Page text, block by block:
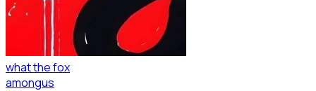
what the fox
amongus